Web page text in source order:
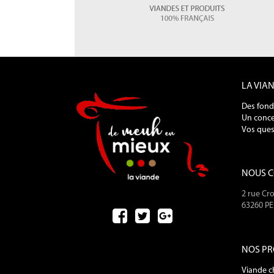
LA
Des
Un
Vos
NOUS
2 rue
63260
NOS
Viande